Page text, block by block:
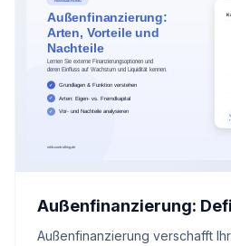
Außenfinanzierung:
Außenfinanzierung verschafft